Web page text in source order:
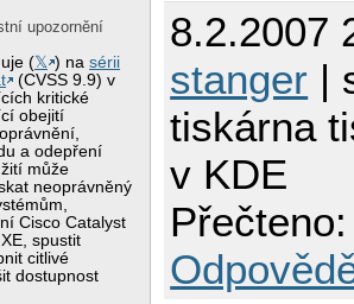
upozornění
(𝕏 ) nasérii
(CVSS 9.9) v
kritické
obejití
a odepření
může
neoprávněný
Cisco Catalyst
spustit
citlivé
dostupnost
8.2.2007
stanger |
tiskárna
v KDE